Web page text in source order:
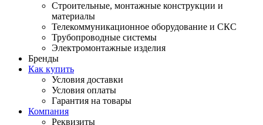
Строительные, монтажные конструкции и
материалы
Телекоммуникационное оборудование и СКС
Трубопроводные системы
Электромонтажные изделия
Бренды
Как купить
Условия доставки
Условия оплаты
Гарантия на товары
Компания
Реквизиты